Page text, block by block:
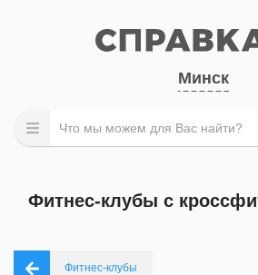
Минск
Фитнес-клубы c
Фитнес-клубы